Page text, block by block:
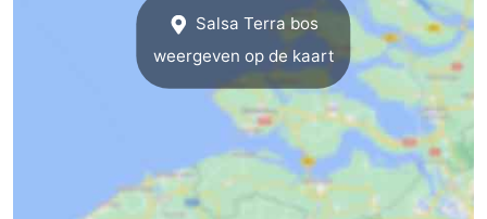
Salsa Terra bos
weergeven op de kaart